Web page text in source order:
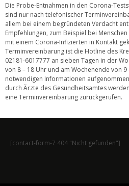
Die Probe-Entnahmen in den Corona-
sind nur nach telefonischer
allem bei einem begründeten Verdacht
Empfehlungen, zum Beispiel bei
mit einem Corona-Infizierten in Kontakt
Terminvereinbarung ist die Hotline des
02181-6017777 an sieben Tagen in der
von 8 – 18 Uhr und am Wochenende von
notwendigen Informationen
durch Ärzte des Gesundheitsamtes
eine Terminvereinbarung zurückgerufen.
[contact-form-7 404 "Nicht gefunden"]